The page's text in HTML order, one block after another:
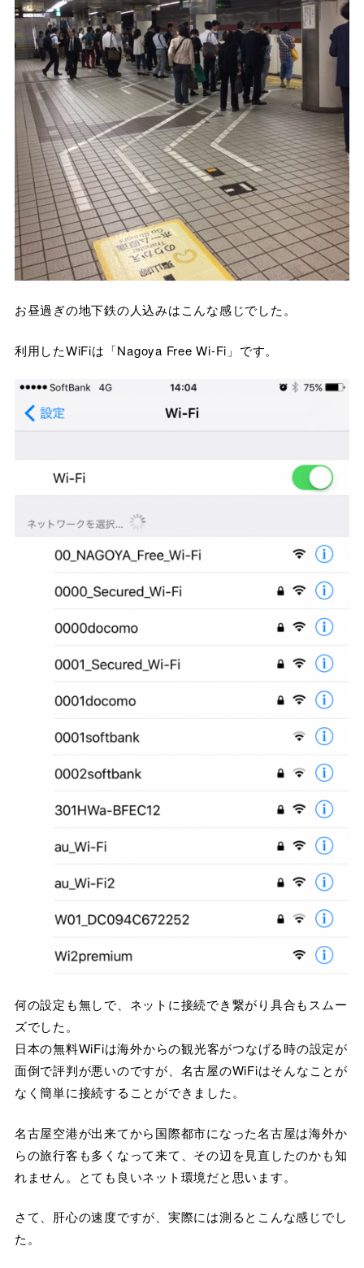
お昼過ぎの地下鉄の人込みはこんな感じでした。
利用したWiFiは「Nagoya Free Wi-Fi」です。
何の設定も無しで、ネットに接続でき繋がり具合もスムー
ズでした。
日本の無料WiFiは海外からの観光客がつなげる時の設定が
面倒で評判が悪いのですが、名古屋のWiFiはそんなことが
なく簡単に接続することができました。
名古屋空港が出来てから国際都市になった名古屋は海外か
らの旅行客も多くなって来て、その辺を見直したのかも知
れません。とても良いネット環境だと思います。
さて、肝心の速度ですが、実際には測るとこんな感じでし
た。